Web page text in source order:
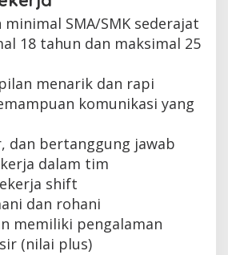
minimal SMA/SMK sederajat
18 tahun dan maksimal 25
menarik dan rapi
komunikasi yang
dan bertanggung jawab
dalam tim
shift
dan rohani
memiliki pengalaman
(nilai plus)